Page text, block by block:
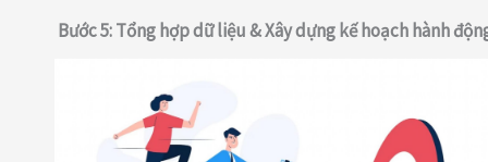
Bước 5: Tổng hợp dữ liệu & Xây dựng kế hoạch hành